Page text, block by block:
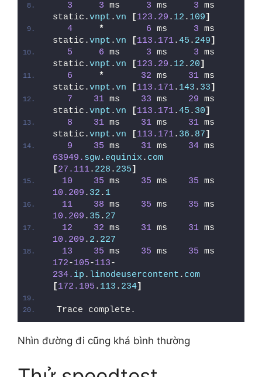
3
3 ms 3 ms 3 ms
static.vnpt .vn [123.29 . 12 . 109]
4
* 6 ms 3 ms
static.vnpt .vn [113.171.45 . 249]
5
6 ms 3 ms 3 ms
static.vnpt .vn [123.29 . 12 . 20]
6
* 32 ms 31 ms
static.vnpt .vn [113.171. 143 . 33]
7
31 ms 33 ms 29 ms
static.vnpt .vn [113.171.45 . 30]
8
31 ms 31 ms 31 ms
static.vnpt .vn [113.171. 36 . 87]
9
35 ms 31 ms 34
63949. sgw. equinix . com
[27.111. 228 . 235]
10
35 ms 35 ms 35
10.209 . 32 . 1
11
38 ms 35 ms 35
10.209 . 35 . 27
12
32 ms 31 ms 31
10.209 . 2 . 227
13
35 ms 35 ms 35
172-105-113-
234. ip . linodeusercontent . com
[172.105 . 113 . 234]
Trace complete.
Nhìn đường đi cũng khá bình thường